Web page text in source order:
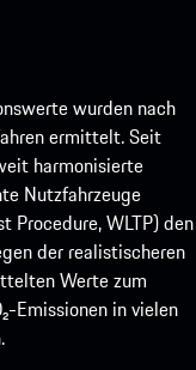
wurden nach
ermittelt. Seit
harmonisierte
Nutzfahrzeuge
Procedure, WLTP) den
der realistischeren
Werte zum
Emissionen in vielen